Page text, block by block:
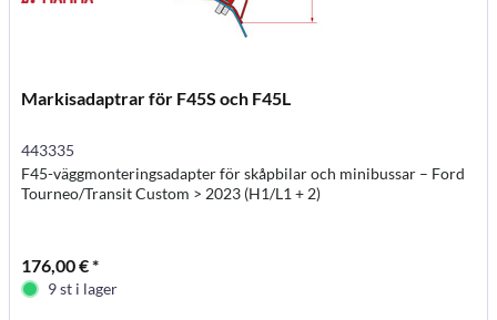
Markisadaptrar för F45S och F45L
443335
F45-väggmonteringsadapter för skåpbilar och minibussar – Ford
Tourneo/Transit Custom > 2023 (H1/L1 + 2)
176,00 € *
9 st i lager